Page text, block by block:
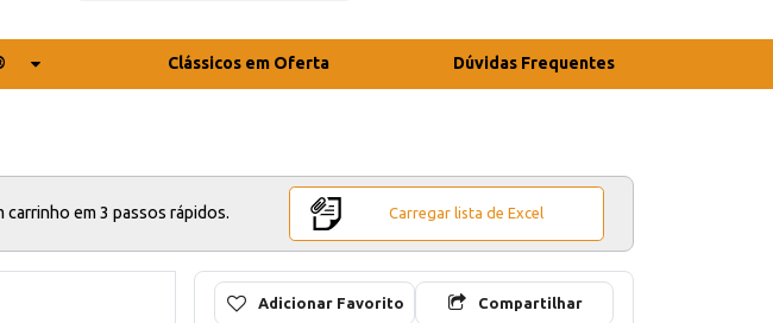
Clássicos em Oferta Dúvidas Frequentes
carrinho em 3 passos rápidos. Carregar lista de Excel
Adicionar Favorito Compartilhar